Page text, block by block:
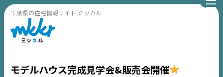
千葉県の住宅情報サイト ミッカル
モデルハウス完成見学会&販売会開催